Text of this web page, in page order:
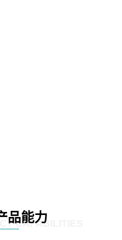
品能力
CAPABILITIES